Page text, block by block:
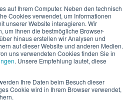
auf Ihrem Computer. Neben den technisch
Cookies verwendet, um Informationen
unserer Website interagieren. Wir
um Ihnen die bestmögliche Browser-
hinaus erstellen wir Analysen und
auf dieser Website und anderen Medien.
uns verwendeten Cookies finden Sie in
. Unsere Empfehlung lautet, diese
Ihre Daten beim Besuch dieser
Cookie wird in Ihrem Browser verwendet,
Kurfürstendamm 11
Breite Straße 22
Taunusanlage 9-10
Taunustor 1
Neue Mainzer Straße 6-10
Alter Wall 32
der Oper Maximilianstraße 2
Königstraße 38